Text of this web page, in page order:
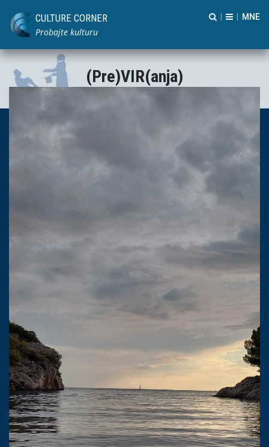
CULTURE CORNER
Probajte kulturu
(Pre)VIR(anja)